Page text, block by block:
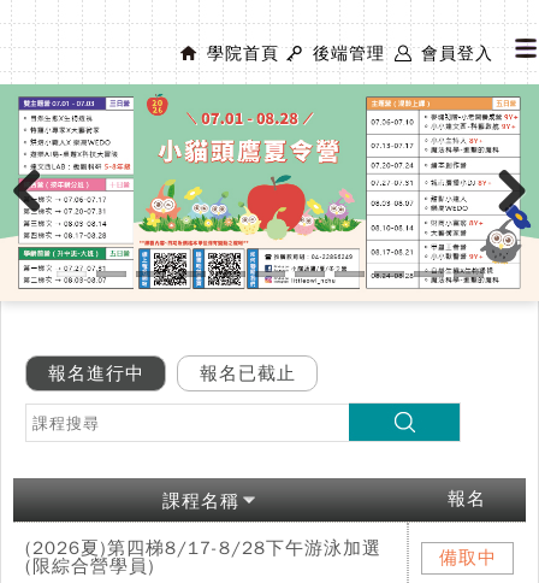
學院首頁 後端管理 會員登入
Previous Next
報名進行中 報名已截止
課程名稱 報名
(2026夏)第四梯8/17-8/28下午游泳加選
(限綜合營學員)
備取中